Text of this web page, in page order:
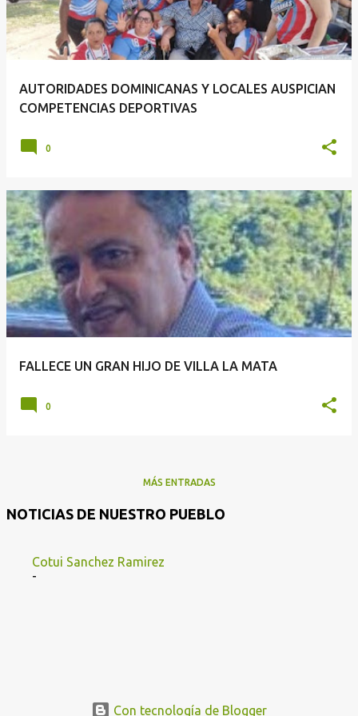
AUTORIDADES DOMINICANAS Y LOCALES AUSPICIAN
COMPETENCIAS DEPORTIVAS
0
FALLECE UN GRAN HIJO DE VILLA LA MATA
0
MÁS ENTRADAS
NOTICIAS DE NUESTRO PUEBLO
Cotui Sanchez Ramirez
-
Con tecnología de Blogger